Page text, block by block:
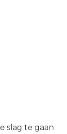
slag te gaan